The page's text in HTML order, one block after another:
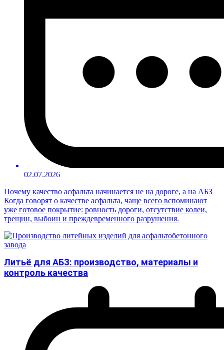
02.07.2026
Почему качество асфальта начинается не на дороге, а на АБЗ
Когда говорят о качестве асфальта, чаще всего вспоминают
уже готовое покрытие: ровность дороги, отсутствие колеи,
трещин, выбоин и преждевременного разрушения.
Литьё для АБЗ: производство, материалы и
контроль качества